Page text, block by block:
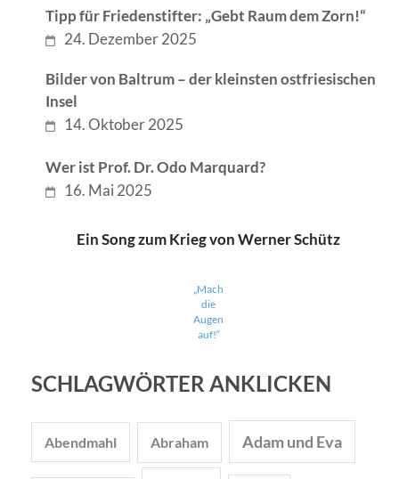
Tipp für Friedenstifter: „Gebt Raum dem Zorn!“
24. Dezember 2025
Bilder von Baltrum – der kleinsten ostfriesischen
Insel
14. Oktober 2025
Wer ist Prof. Dr. Odo Marquard?
16. Mai 2025
Ein Song zum Krieg von Werner Schütz
„Mach
die
Augen
auf!“
SCHLAGWÖRTER ANKLICKEN
Abendmahl Abraham Adam und Eva